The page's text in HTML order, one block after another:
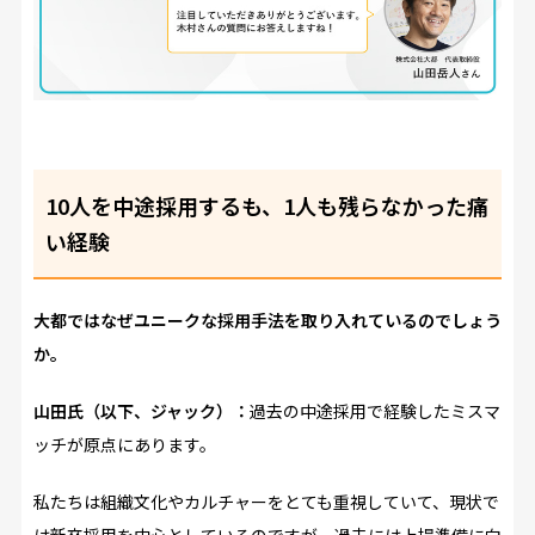
10人を中途採用するも、1人も残らなかった痛
い経験
――大都ではなぜユニークな採用手法を取り入れているのでしょう
か。
山田氏（以下、ジャック）： 過去の中途採用で経験したミスマ
ッチが原点にあります。
私たちは組織文化やカルチャーをとても重視していて、現状で